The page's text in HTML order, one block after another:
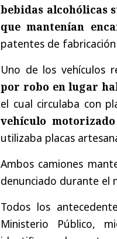
bebidas alcohólicas
que mantenían
patentes de
Uno de los vehículos
por robo en lugar
el cual circulaba con
vehículo
utilizaba placas
Ambos camiones
denunciado durante el
Todos los
Ministerio Público,